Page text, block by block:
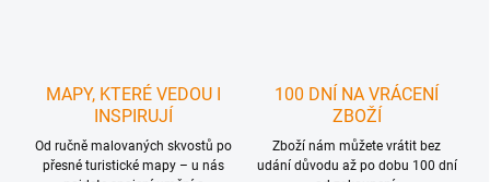
MAPY, KTERÉ VEDOU I
INSPIRUJÍ
Od ručně malovaných skvostů po
přesné turistické mapy – u nás
100 DNÍ NA VRÁCENÍ
ZBOŽÍ
Zboží nám můžete vrátit bez
udání důvodu až po dobu 100 dní